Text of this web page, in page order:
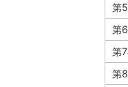
第
第
第
第